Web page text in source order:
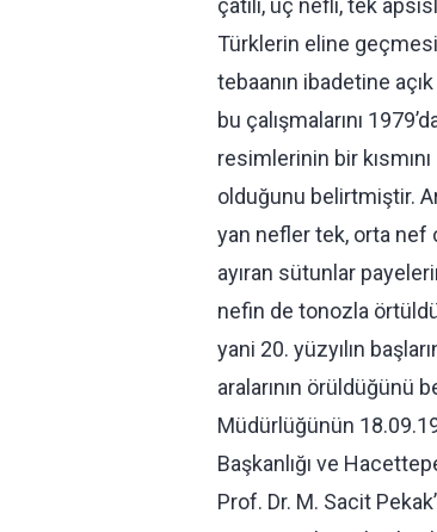
Türklerin eline
tebaanın ibadetine
bu çalışmalarını
resimlerinin bir
olduğunu belirtmiştir.
yan nefler tek, orta nef
ayıran sütunlar
nefin de tonozla
yani 20. yüzyılın
aralarının örüldüğünü
Müdürlüğünün
Başkanlığı ve
Prof. Dr. M. Sacit